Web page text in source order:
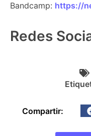
Bandcamp: https://
Redes
Compartir: